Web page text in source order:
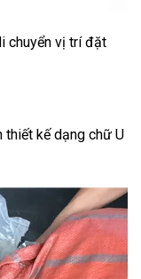
chuyển vị trí đặt
thiết kế dạng chữ U